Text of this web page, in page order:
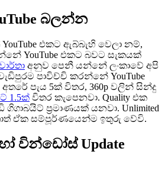
බලන්න
එකට ඇබ්බැහි වෙලා නම්,
YouTube එකට බවට සැකයක්
අනුව පෙනී යන්නේ ලංකාවේ අපි
පාවිච්චි කරන්නේ YouTube
පැය 5ක් විතර, 360p වලින් සින්දු
1.5ක් විතර කැපෙනවා. Quality එක
ගිගාබයිට් ප්‍රමාණයක් යනවා. Unlimited
ඒක සම්පූර්ණයෙන්ම ඉතුරු වේවි.
වින්ඩෝස් Update